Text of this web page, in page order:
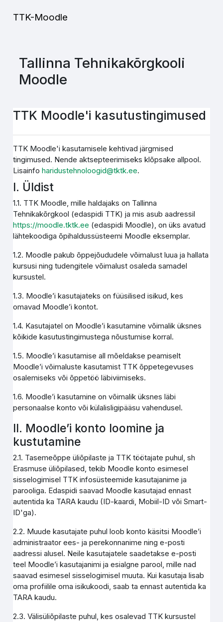
TTK-Moodle
Tallinna Tehnikakõrgkooli
Moodle
TTK Moodle'i kasutustingimused
TTK Moodle'i kasutamisele kehtivad järgmised
tingimused. Nende aktsepteerimiseks klõpsake allpool.
Lisainfoharidustehnoloogid@tktk.ee.
I. Üldist
1.1. TTK Moodle, mille haldajaks on Tallinna
Tehnikakõrgkool (edaspidi TTK) ja mis asub aadressil
https://moodle.tktk.ee (edaspidi Moodle), on üks avatud
lähtekoodiga õpihaldussüsteemi Moodle eksemplar.
1.2. Moodle pakub õppejõududele võimalust luua ja hallata
kursusi ning tudengitele võimalust osaleda samadel
kursustel.
1.3. Moodle’i kasutajateks on füüsilised isikud, kes
omavad Moodle’i kontot.
1.4. Kasutajatel on Moodle’i kasutamine võimalik üksnes
kõikide kasutustingimustega nõustumise korral.
1.5. Moodle’i kasutamise all mõeldakse peamiselt
Moodle’i võimaluste kasutamist TTK õppetegevuses
osalemiseks või õppetöö läbiviimiseks.
1.6. Moodle’i kasutamine on võimalik üksnes läbi
personaalse konto või külalisligipääsu vahendusel.
II. Moodle’i konto loomine ja
kustutamine
2.1. Tasemeõppe üliõpilaste ja TTK töötajate puhul, sh
Erasmuse üliõpilased, tekib Moodle konto esimesel
sisselogimisel TTK infosüsteemide kasutajanime ja
parooliga. Edaspidi saavad Moodle kasutajad ennast
autentida ka TARA kaudu (ID-kaardi, Mobiil-ID või Smart-
ID'ga).
2.2. Muude kasutajate puhul loob konto käsitsi Moodle’i
administraator ees- ja perekonnanime ning e-posti
aadressi alusel. Neile kasutajatele saadetakse e-posti
teel Moodle’i kasutajanimi ja esialgne parool, mille nad
saavad esimesel sisselogimisel muuta. Kui kasutaja lisab
oma profiilile oma isikukoodi, saab ta ennast autentida ka
TARA kaudu.
2.3. Välisüliõpilaste puhul, kes osalevad TTK kursustel